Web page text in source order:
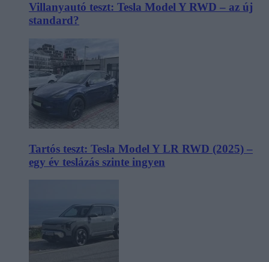
Villanyautó teszt: Tesla Model Y RWD – az új
standard?
Tartós teszt: Tesla Model Y LR RWD (2025) –
egy év teslázás szinte ingyen